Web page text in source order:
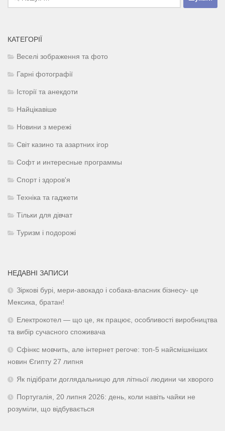
КАТЕГОРІЇ
Веселі зображення та фото
Гарні фотографії
Історії та анекдоти
Найцікавіше
Новини з мережі
Світ казино та азартних ігор
Софт и интересные программы
Спорт і здоров'я
Техніка та гаджети
Тільки для дівчат
Туризм і подорожі
НЕДАВНІ ЗАПИСИ
Зіркові бурі, мери-авокадо і собака-власник бізнесу- це
Мексика, братан!
Електрокотел — що це, як працює, особливості виробництва
та вибір сучасного споживача
Сфінкс мовчить, але інтернет регоче: топ-5 найсмішніших
новин Єгипту 27 липня
Як підібрати доглядальницю для літньої людини чи хворого
Португалія, 20 липня 2026: день, коли навіть чайки не
розуміли, що відбувається